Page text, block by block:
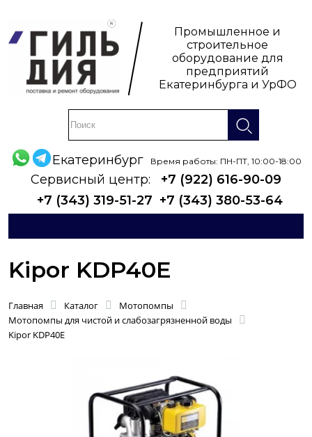
Промышленное и
строительное
оборудование для
предприятий
Екатеринбурга и УрФО
Екатеринбург Время работы: ПН-ПТ, 10:00-18:00
Сервисный центр:
+7 (922) 616-90-09
+7 (343) 319-51-27 +7 (343) 380-53-64
Kipor KDP40E
Главная Каталог
Мотопомпы
Мотопомпы для чистой и слабозагрязненной воды
Kipor KDP40E